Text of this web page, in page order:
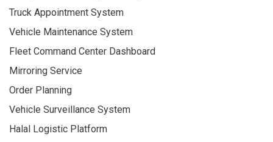
Truck Appointment System
Vehicle Maintenance System
Fleet Command Center Dashboard
Mirroring Service
Order Planning
Vehicle Surveillance System
Halal Logistic Platform